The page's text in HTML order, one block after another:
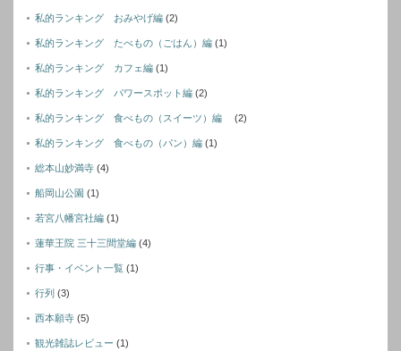
私的ランキング おみやげ編 (2)
私的ランキング たべもの（ごはん）編 (1)
私的ランキング カフェ編 (1)
私的ランキング パワースポット編 (2)
私的ランキング 食べもの（スイーツ）編 (2)
私的ランキング 食べもの（パン）編 (1)
総本山妙満寺 (4)
船岡山公園 (1)
若宮八幡宮社編 (1)
蓮華王院 三十三間堂編 (4)
行事・イベント一覧 (1)
行列 (3)
西本願寺 (5)
観光雑誌レビュー (1)